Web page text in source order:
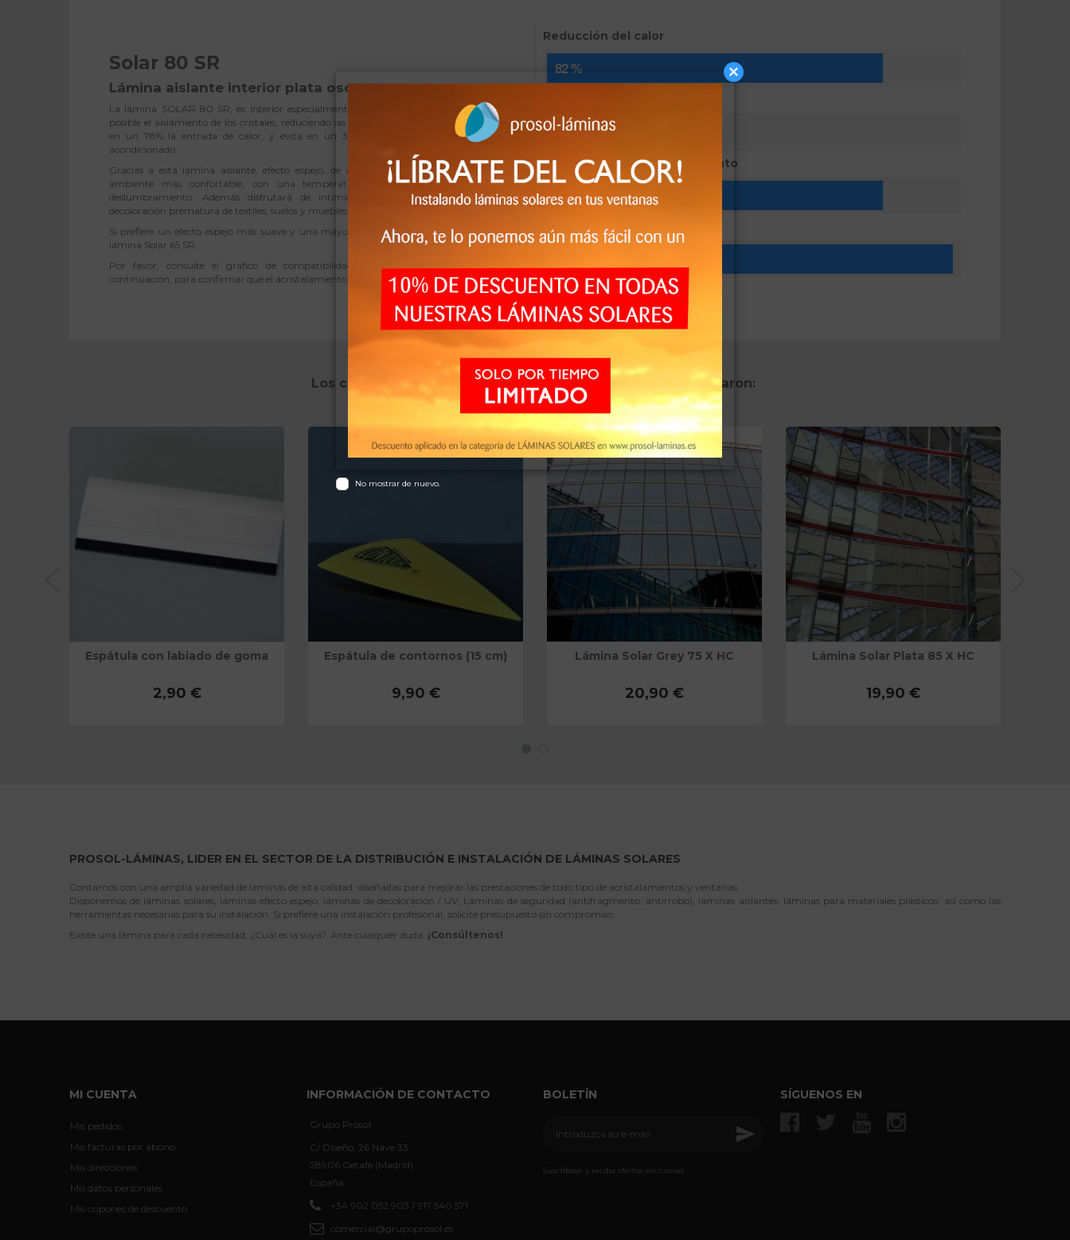
No mostrar de nuevo.
Solar 80 SR
Lámina aislante interior plata oscuro para ventanas
La lámina SOLAR 80 SR, es interior especialmente diseñada para mejorar lo máximo
posible el aislamiento de los cristales, reduciendo las fugas de temperatura. Reduce hasta
en un 78% la entrada de calor, y evita en un 33% la pérdida de calefacción o aire
acondicionado.
Gracias a esta lámina aislante, efecto espejo, de color plata oscuro, disfrutará de un
ambiente más confortable, con una temperatura más suave y mucho menos
deslumbramiento. Además disfrutará de intimidad diurna. También combate la
decoloración prematura de textiles, suelos y muebles.
Si prefiere un efecto espejo más suave y una mayor transmisión de luz, le sugerimos la
lámina Solar 65 SR.
Por favor, consulte el gráfico de compatibilidad lámina-cristal que encontrará a
continuación, para confirmar que el acristalamiento es afín con la lámina escogida.
Reducción del calor
82 %
18 %
Reducción de deslumbramiento
82 %
Protección UV / Decoloración
Los clientes que adquirieron este producto también compraron:
Espátula con labiado de goma
2,90 €
Espátula de contornos (15 cm)
9,90 €
Lámina Solar Grey 75 X HC
20,90 €
Lámina Solar Plata 85 X HC
19,90 €
PROSOL-LÁMINAS, LIDER EN EL SECTOR DE LA DISTRIBUCIÓN E INSTALACIÓN DE LÁMINAS SOLARES
Contamos con una amplia variedad de láminas de alta calidad, diseñadas para mejorar las prestaciones de todo tipo de acristalamientos y ventanas.
Disponemos de láminas solares, láminas efecto espejo, láminas de decoloración / UV, Láminas de seguridad (antifragmento, antirrobo), láminas aislantes, láminas para materiales plásticos, así como las
herramientas necesarias para su instalación. Si prefiere una instalación profesional, solicite presupuesto sin compromiso.
Existe una lámina para cada necesidad, ¿Cuál es la suya?. Ante cualquier duda, ¡Consúltenos!
MI CUENTA
Mis pedidos
Mis facturas por abono
Mis direcciones
Mis datos personales
Mis cupones de descuento
INFORMACIÓN DE CONTACTO
Grupo Prosol
C/ Diseño, 26 Nave 33
28906 Getafe (Madrid)
España
+34 902 052 903 / 917 540 571
comercial@grupoprosol.es
BOLETÍN
Suscríbase y reciba ofertas exclusivas
SÍGUENOS EN